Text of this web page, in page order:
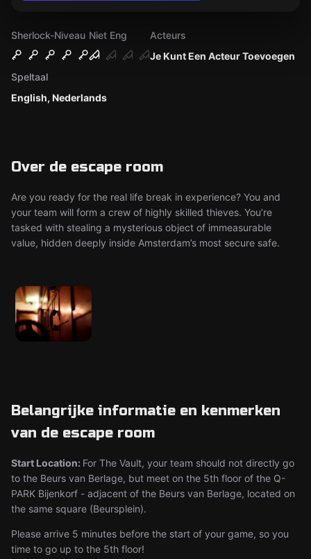
Sherlock-Niveau Niet Eng
Je Kunt Een Acteur Toevoegen
Acteurs
English, Nederlands
Speltaal
Over de escape room
Are you ready for the real life break in experience? You and
your team will form a crew of highly skilled thieves. You’re
tasked with stealing a mysterious object of immeasurable
value, hidden deeply inside Amsterdam’s most secure safe.
Belangrijke informatie en kenmerken
van de escape room
Start Location: For The Vault, your team should not directly go
to the Beurs van Berlage, but meet on the 5th floor of the Q-
PARK Bijenkorf - adjacent of the Beurs van Berlage, located on
the same square (Beursplein).
Please arrive 5 minutes before the start of your game, so you
time to go up to the 5th floor!